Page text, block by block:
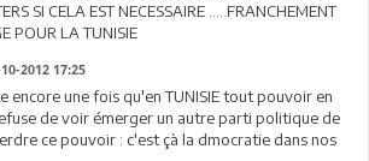
SI CELA EST NECESSAIRE .....FRANCHEMENT
POUR LA TUNISIE
2012 17:25
encore une fois qu'en TUNISIE tout pouvoir en
de voir émerger un autre parti politique de
ce pouvoir : c'est çà la dmocratie dans nos